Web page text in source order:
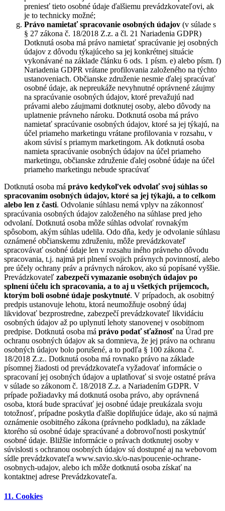
preniesť tieto osobné údaje ďalšiemu prevádzkovateľovi, ak
je to technicky možné;
Právo namietať spracovanie osobných údajov (v súlade s
§ 27 zákona č. 18/2018 Z.z. a čl. 21 Nariadenia GDPR)
Dotknutá osoba má právo namietať spracúvanie jej osobných
údajov z dôvodu týkajúceho sa jej konkrétnej situácie
vykonávané na základe článku 6 ods. 1 písm. e) alebo písm. f)
Nariadenia GDPR vrátane profilovania založeného na týchto
ustanoveniach. Občianske združenie nesmie ďalej spracúvať
osobné údaje, ak nepreukáže nevyhnutné oprávnené záujmy
na spracúvanie osobných údajov, ktoré prevažujú nad
právami alebo záujmami dotknutej osoby, alebo dôvody na
uplatnenie právneho nároku. Dotknutá osoba má právo
namietať spracúvanie osobných údajov, ktoré sa jej týkajú, na
účel priameho marketingu vrátane profilovania v rozsahu, v
akom súvisí s priamym marketingom. Ak dotknutá osoba
namieta spracúvanie osobných údajov na účel priameho
marketingu, občianske združenie ďalej osobné údaje na účel
priameho marketingu nebude spracúvať
Dotknutá osoba má právo kedykoľvek odvolať svoj súhlas so
spracovaním osobných údajov, ktoré sa jej týkajú, a to celkom
alebo len z časti. Odvolanie súhlasu nemá vplyv na zákonnosť
spracúvania osobných údajov založeného na súhlase pred jeho
odvolaní. Dotknutá osoba môže súhlas odvolať rovnakým
spôsobom, akým súhlas udelila. Odo dňa, kedy je odvolanie súhlasu
oznámené občianskemu združeniu, môže prevádzkovateľ
spracovávať osobné údaje len v rozsahu iného právneho dôvodu
spracovania, t.j. najmä pri plnení svojich právnych povinností, alebo
pre účely ochrany práv a právnych nárokov, ako sú popísané vyššie.
Prevádzkovateľ zabezpečí vymazanie osobných údajov po
splnení účelu ich spracovania, a to aj u všetkých príjemcoch,
ktorým boli osobné údaje poskytnuté. V prípadoch, ak osobitný
predpis ustanovuje lehotu, ktorá neumožňuje osobný údaj
likvidovať bezprostredne, zabezpečí prevádzkovateľ likvidáciu
osobných údajov až po uplynutí lehoty stanovenej v osobitnom
predpise. Dotknutá osoba má právo podať sťažnosťna Úrad pre
ochranu osobných údajov ak sa domnieva, že jej právo na ochranu
osobných údajov bolo porušené, a to podľa § 100 zákona č.
18/2018 Z.z.. Dotknutá osoba má rovnako právo na základe
písomnej žiadosti od prevádzkovateľa vyžadovať informácie o
spracovaní jej osobných údajov a uplatňovať si svoje ostatné práva
v súlade so zákonom č. 18/2018 Z.z. a Nariadením GDPR. V
prípade požiadavky má dotknutá osoba právo, aby oprávnená
osoba, ktorá bude spracúvať jej osobné údaje preukázala svoju
totožnosť, prípadne poskytla ďalšie doplňujúce údaje, ako sú najmä
oznámenie osobitného zákona (právneho podkladu), na základe
ktorého sú osobné údaje spracúvané a dobrovoľnosti poskytnúť
osobné údaje. Bližšie informácie o právach dotknutej osoby v
súvislosti s ochranou osobných údajov sú dostupné aj na webovom
sídle prevádzkovateľa www.savio.sk/o-nas/poucenie-ochrane-
osobnych-udajov, alebo ich môže dotknutá osoba získať na
kontaktnej adrese Prevádzkovateľa.
11. Cookies